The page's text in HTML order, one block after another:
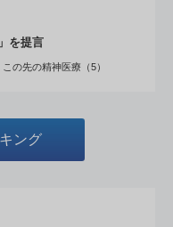
を提言
の先の精神医療（5）
ング